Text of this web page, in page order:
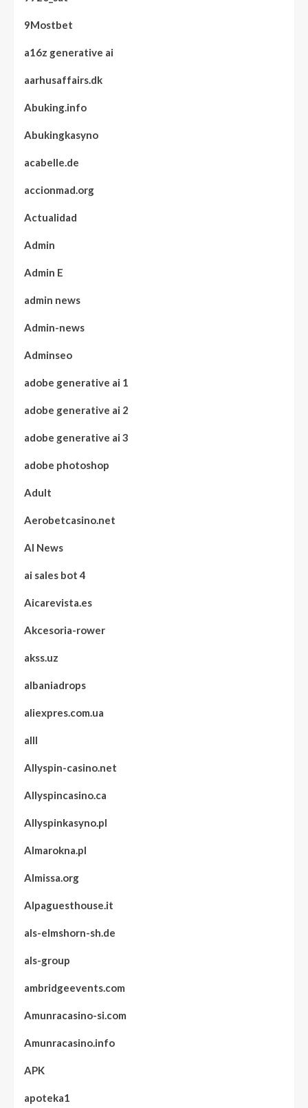
9Mostbet
a16z generative ai
aarhusaffairs.dk
Abuking.info
Abukingkasyno
acabelle.de
accionmad.org
Actualidad
Admin
Admin E
admin news
Admin-news
Adminseo
adobe generative ai 1
adobe generative ai 2
adobe generative ai 3
adobe photoshop
Adult
Aerobetcasino.net
AI News
ai sales bot 4
Aicarevista.es
Akcesoria-rower
akss.uz
albaniadrops
aliexpres.com.ua
alll
Allyspin-casino.net
Allyspincasino.ca
Allyspinkasyno.pl
Almarokna.pl
Almissa.org
Alpaguesthouse.it
als-elmshorn-sh.de
als-group
ambridgeevents.com
Amunracasino-si.com
Amunracasino.info
APK
apoteka1